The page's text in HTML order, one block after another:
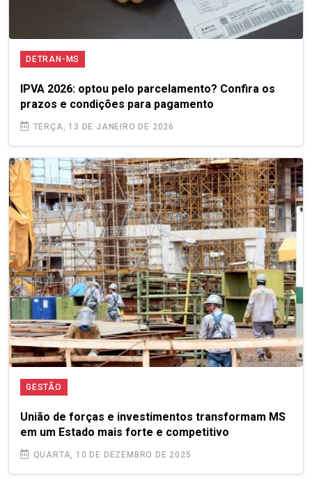
DETRAN-MS
IPVA 2026: optou pelo parcelamento? Confira os
prazos e condições para pagamento
TERÇA, 13 DE JANEIRO DE 2026
GESTÃO
União de forças e investimentos transformam MS
em um Estado mais forte e competitivo
QUARTA, 10 DE DEZEMBRO DE 2025